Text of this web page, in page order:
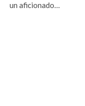
un aficionado…